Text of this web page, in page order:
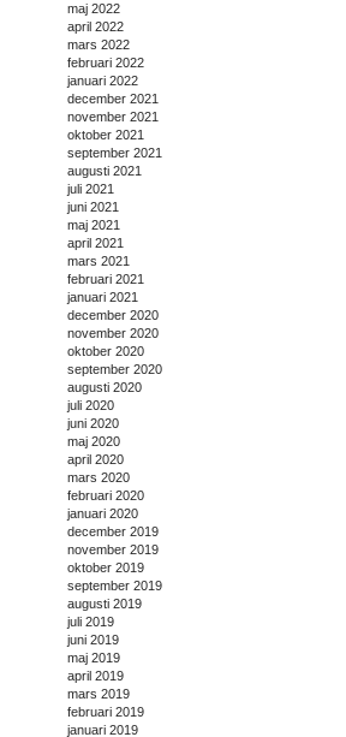
maj 2022
april 2022
mars 2022
februari 2022
januari 2022
december 2021
november 2021
oktober 2021
september 2021
augusti 2021
juli 2021
juni 2021
maj 2021
april 2021
mars 2021
februari 2021
januari 2021
december 2020
november 2020
oktober 2020
september 2020
augusti 2020
juli 2020
juni 2020
maj 2020
april 2020
mars 2020
februari 2020
januari 2020
december 2019
november 2019
oktober 2019
september 2019
augusti 2019
juli 2019
juni 2019
maj 2019
april 2019
mars 2019
februari 2019
januari 2019